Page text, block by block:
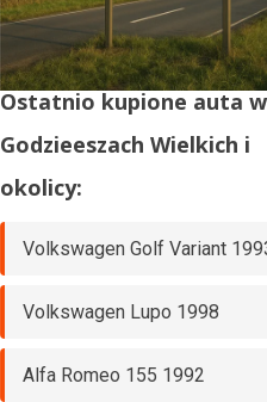
Ostatnio kupione auta
Godzieeszach Wielkich i
okolicy:
Volkswagen Golf Variant
Volkswagen Lupo 1998
Alfa Romeo 155 1992